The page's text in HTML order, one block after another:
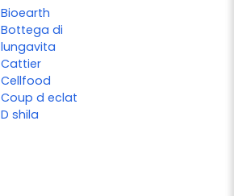
Bioearth
Bottega di
lungavita
Cattier
Cellfood
Coup d eclat
D shila